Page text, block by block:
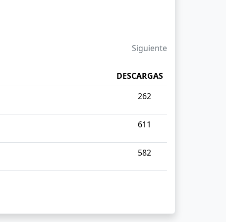
Siguiente
DESCARGAS
262
611
582